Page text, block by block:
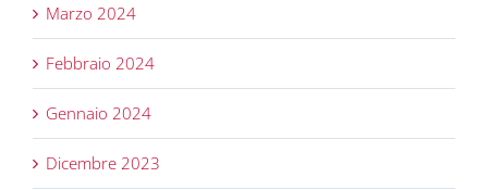
Marzo 2024
Febbraio 2024
Gennaio 2024
Dicembre 2023